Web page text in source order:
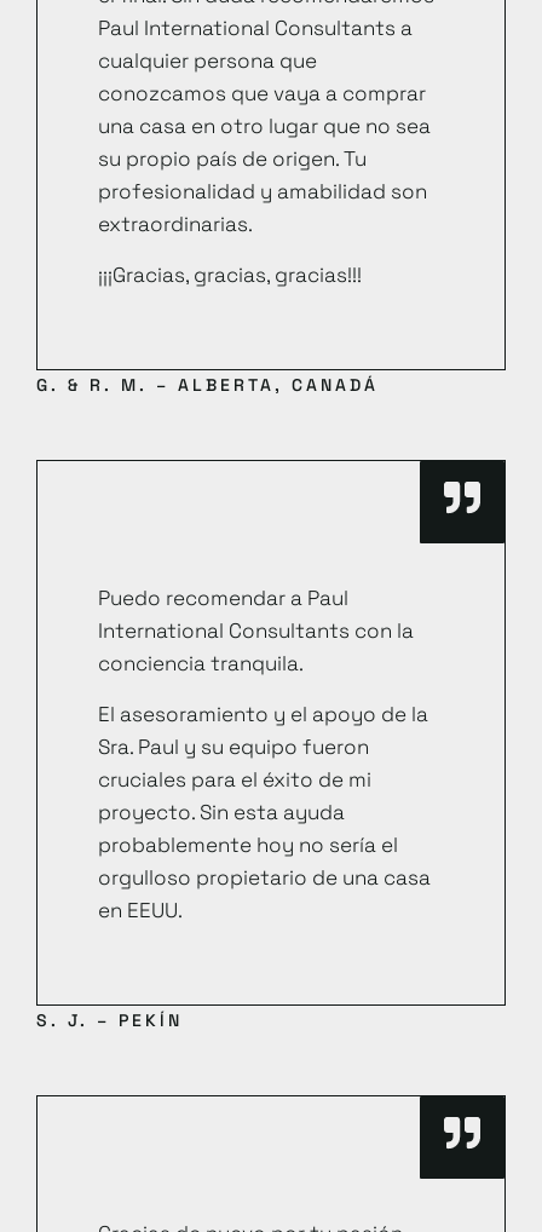
Paul International Consultants a
cualquier persona que
conozcamos que vaya a comprar
una casa en otro lugar que no sea
su propio país de origen. Tu
profesionalidad y amabilidad son
extraordinarias.
¡¡¡Gracias, gracias, gracias!!!
G. & R. M. – ALBERTA, CANADÁ
Puedo recomendar a Paul
International Consultants con la
conciencia tranquila.
El asesoramiento y el apoyo de la
Sra. Paul y su equipo fueron
cruciales para el éxito de mi
proyecto. Sin esta ayuda
probablemente hoy no sería el
orgulloso propietario de una casa
en EEUU.
S. J. – PEKÍN